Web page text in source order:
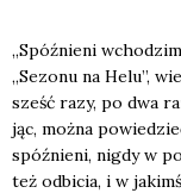
„Spóź­nie­ni
„Sezo­nu na Helu”,
sześć razy, po dwa
jąc, moż­na
spóź­nie­ni, nigdy w
też odbi­cia, i w